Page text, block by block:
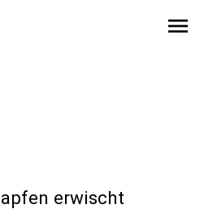
menu
erwischt